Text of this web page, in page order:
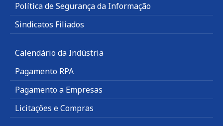
Política de Segurança da Informação
Sindicatos Filiados
Calendário da Indústria
Pagamento RPA
Pagamento a Empresas
Licitações e Compras